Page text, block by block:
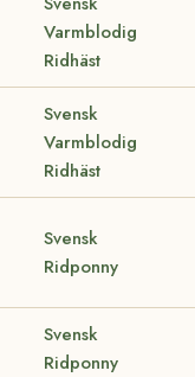
Varmblodig
Ridhäst
Svensk
Varmblodig
Ridhäst
Svensk
Ridponny
Svensk
Ridponny